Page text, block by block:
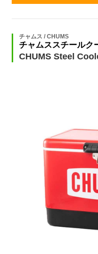
チャムス / CHUMS
チャムススチールク
CHUMS Steel